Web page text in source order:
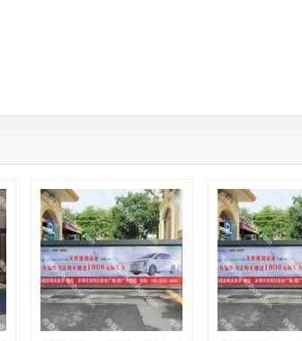
11:44:28 130****3379
联系了该媒体所在商家
08:36:41 191****0991 联系了该媒体所在商家
05:24:34 186****8762 联系了该媒体所在商家
06:11:20 166****9198 联系了该媒体所在商家
05:17:23 182****1341 联系了该媒体所在商家
03:00:41 153****4020 联系了该媒体所在商家
05:19:34 150****6182 联系了该媒体所在商家